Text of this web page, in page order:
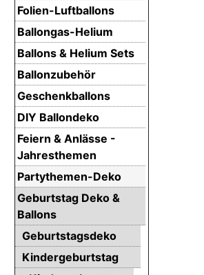
Folien-Luftballons
Ballongas-Helium
Ballons & Helium Sets
Ballonzubehör
Geschenkballons
DIY Ballondeko
Feiern & Anlässe -
Jahresthemen
Partythemen-Deko
Geburtstag Deko &
Ballons
Geburtstagsdeko
Kindergeburtstag